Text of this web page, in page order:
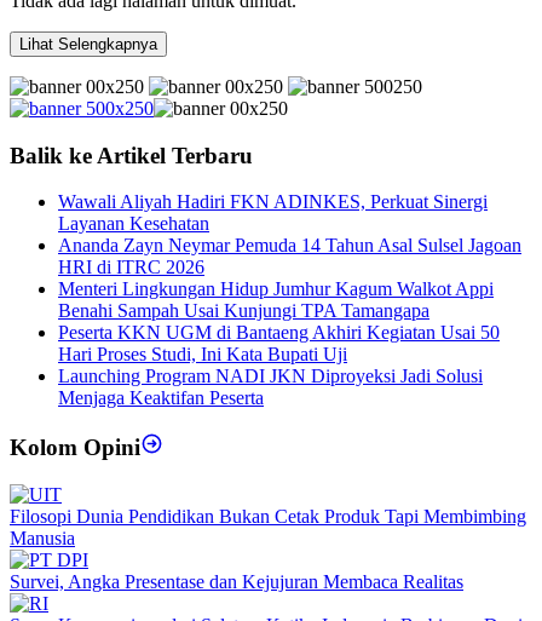
Lihat Selengkapnya
Balik ke Artikel Terbaru
Wawali Aliyah Hadiri FKN ADINKES, Perkuat Sinergi
Layanan Kesehatan
Ananda Zayn Neymar Pemuda 14 Tahun Asal Sulsel Jagoan
HRI di ITRC 2026
Menteri Lingkungan Hidup Jumhur Kagum Walkot Appi
Benahi Sampah Usai Kunjungi TPA Tamangapa
Peserta KKN UGM di Bantaeng Akhiri Kegiatan Usai 50
Hari Proses Studi, Ini Kata Bupati Uji
Launching Program NADI JKN Diproyeksi Jadi Solusi
Menjaga Keaktifan Peserta
Kolom Opini
Filosopi Dunia Pendidikan Bukan Cetak Produk Tapi Membimbing
Manusia
Survei, Angka Presentase dan Kejujuran Membaca Realitas